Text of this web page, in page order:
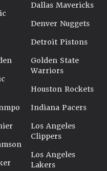
Dallas Mavericks
Denver Nuggets
Detroit Pistons
Golden State
Warriors
Houston Rockets
Indiana Pacers
Los Angeles
Clippers
Los Angeles
Lakers